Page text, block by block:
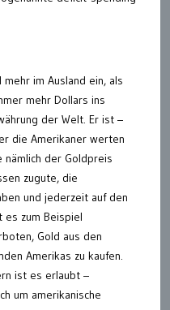
mehr im Ausland ein, als
mehr Dollars ins
der Welt. Er ist –
die Amerikaner werten
nämlich der Goldpreis
zugute, die
und jederzeit auf den
es zum Beispiel
Gold aus den
Amerikas zu kaufen.
ist es erlaubt –
um amerikanische